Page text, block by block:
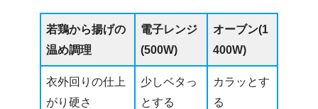
若鶏から揚げの
温め調理
電子レンジ
(500W)
オーブン(1
400W)
衣外回りの仕上
がり硬さ
少しベタっ
とする
カラッとす
る